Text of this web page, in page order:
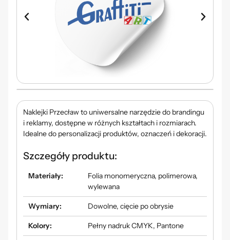
Naklejki Przecławto uniwersalne narzędzie do brandingu
i reklamy, dostępne w różnych kształtach i rozmiarach.
Idealne do personalizacji produktów, oznaczeń i dekoracji.
Szczegóły produktu:
Materiały:
Folia monomeryczna, polimerowa,
wylewana
Wymiary: Dowolne, cięcie po obrysie
Kolory: Pełny nadruk CMYK, Pantone